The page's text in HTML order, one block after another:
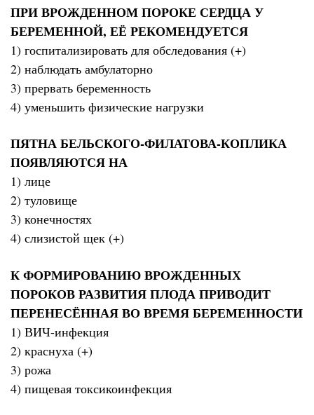
ПРИ ВРОЖДЕННОМ ПОРОКЕ СЕРДЦА У
БЕРЕМЕННОЙ, ЕЁ РЕКОМЕНДУЕТСЯ
1) госпитализировать для обследования (+)
2) наблюдать амбулаторно
3) прервать беременность
4) уменьшить физические нагрузки
ПЯТНА БЕЛЬСКОГО-ФИЛАТОВА-КОПЛИКА
ПОЯВЛЯЮТСЯ НА
1) лице
2) туловище
3) конечностях
4) слизистой щек (+)
К ФОРМИРОВАНИЮ ВРОЖДЕННЫХ
ПОРОКОВ РАЗВИТИЯ ПЛОДА ПРИВОДИТ
ПЕРЕНЕСЁННАЯ ВО ВРЕМЯ БЕРЕМЕННОСТИ
1) ВИЧ-инфекция
2) краснуха (+)
3) рожа
4) пищевая токсикоинфекция